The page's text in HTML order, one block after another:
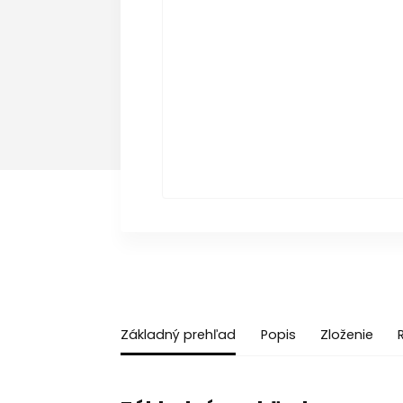
Základný prehľad Popis Zloženie